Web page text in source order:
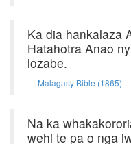
Ka dia hankalaza
Hatahotra Anao
lozabe.
Malagasy Bible (1865)
Na ka
wehi te pa o nga